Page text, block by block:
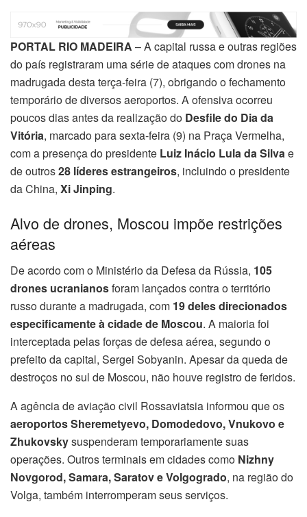
PORTAL RIO MADEIRA – A capital russa e outras regiões
do país registraram uma série de ataques com drones na
madrugada desta terça-feira (7), obrigando o fechamento
temporário de diversos aeroportos. A ofensiva ocorreu
poucos dias antes da realização do Desfile do Dia da
Vitória, marcado para sexta-feira (9) na Praça Vermelha,
com a presença do presidente Luiz Inácio Lula da Silvae
de outros28 líderes estrangeiros, incluindo o presidente
da China, Xi Jinping.
Alvo de drones, Moscou impõe restrições
aéreas
De acordo com o Ministério da Defesa da Rússia, 105
drones ucranianosforam lançados contra o território
russo durante a madrugada, com 19 deles direcionados
especificamente à cidade de Moscou. A maioria foi
interceptada pelas forças de defesa aérea, segundo o
prefeito da capital, Sergei Sobyanin. Apesar da queda de
destroços no sul de Moscou, não houve registro de feridos.
A agência de aviação civil Rossaviatsia informou que os
aeroportos Sheremetyevo, Domodedovo, Vnukovo e
Zhukovskysuspenderam temporariamente suas
operações. Outros terminais em cidades como Nizhny
Novgorod, Samara, Saratov e Volgogrado, na região do
Volga, também interromperam seus serviços.